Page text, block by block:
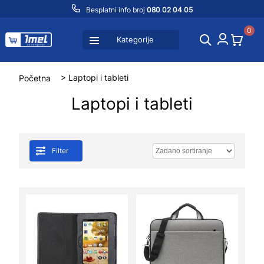
Besplatni info broj 080 02 04 05
Kategorije
0
Početna > Laptopi i tableti
Laptopi i tableti
Filter